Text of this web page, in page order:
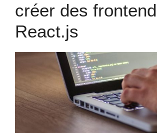
créer des
React.js